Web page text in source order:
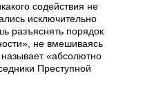
содействия не
исключительно
разъяснять порядок
не вмешиваясь
«абсолютно
Преступной